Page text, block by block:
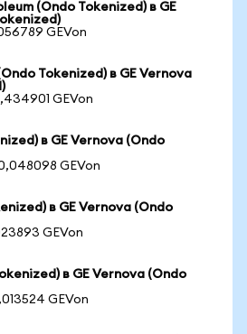
(Ondo Tokenized) в GE
GEVon
Tokenized) в GE Vernova
GEVon
в GE Vernova (Ondo
GEVon
в GE Vernova (Ondo
GEVon
в GE Vernova (Ondo
GEVon